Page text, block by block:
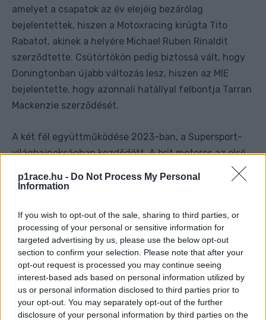
p1race.hu - Do Not Process My Personal
Information
If you wish to opt-out of the sale, sharing to third parties, or
processing of your personal or sensitive information for
targeted advertising by us, please use the below opt-out
section to confirm your selection. Please note that after your
opt-out request is processed you may continue seeing
interest-based ads based on personal information utilized by
us or personal information disclosed to third parties prior to
your opt-out. You may separately opt-out of the further
disclosure of your personal information by third parties on the
amelyet a csapatok az év elejéig bezárólag
bejelentettek, hiszen a Motoxracing kirúgta Tito
Rabatot, akinek a helyére Michael Ruben Rinaldit
szerződtette. Csütörtökön pedig biztossá vált, hogy
Doningtonban újabb változás lesz, hiszen az MIE
bejelentette, hogy azonnali hatállyal felbontja Tarran
Mackenzie szerződését.
A két fél együttműködése 2023-ban, a Supersport-
világbajnokságban kezdődött. A brit motoros az első
következő tizenegy versenyen viszont ezt egyszer
futamán aztán váratlan győzelmet aratott, és bár
utána már csak az idényzárón végzett az első
tizenötben, tavaly bemutatkozhatott a szériamotoros
bajnokságok csúcskategóriájában.
Tavaly azonban csak kétszer tudott pontot gyűjteni,
ráadásul egy súlyos sérülés miatt két teljes hétvégét